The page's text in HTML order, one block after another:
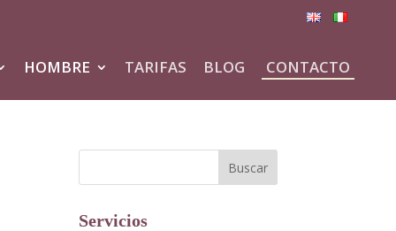
HOMBRE TARIFAS BLOG CONTACTO
Servicios